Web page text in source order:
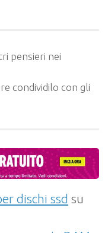
pensieri nei
condividilo con gli
dischi ssd su